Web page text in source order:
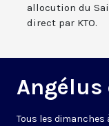
allocution du
direct par KTO.
Angélus
Tous les dimanches